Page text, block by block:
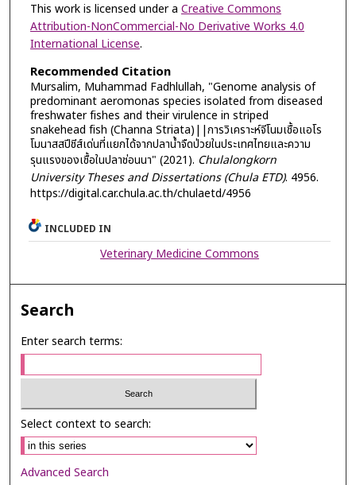
This work is licensed under a Creative Commons
Attribution-NonCommercial-No Derivative Works 4.0
International License.
Recommended Citation
Mursalim, Muhammad Fadhlullah, "Genome analysis of
predominant aeromonas species isolated from diseased
freshwater fishes and their virulence in striped
snakehead fish (Channa Striata)||การวิเคราะห์จีโนมเชื้อแอโร
โมนาสสปีชีส์เด่นที่แยกได้จากปลาน้ำจืดป่วยในประเทศไทยและความ
รุนแรงของเชื้อในปลาช่อนนา" (2021). Chulalongkorn
University Theses and Dissertations (Chula ETD). 4956.
https://digital.car.chula.ac.th/chulaetd/4956
INCLUDED IN
Veterinary Medicine Commons
Search
Enter search terms:
Select context to search:
Advanced Search